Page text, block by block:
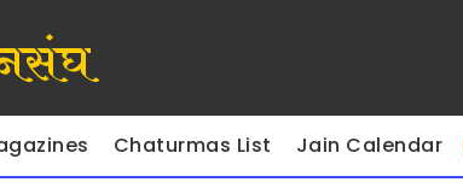
Chaturmas List Jain Calendar